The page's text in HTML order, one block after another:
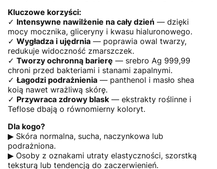
Kluczowe korzyści:
✓ Intensywne nawilżenie na cały dzień — dzięki
mocy mocznika, gliceryny i kwasu hialuronowego.
✓ Wygładza i ujędrnia — poprawia owal twarzy,
redukuje widoczność zmarszczek.
✓ Tworzy ochronną barierę — srebro Ag 999,99
chroni przed bakteriami i stanami zapalnymi.
✓ Łagodzi podrażnienia — panthenol i masło shea
koią nawet wrażliwą skórę.
✓ Przywraca zdrowy blask — ekstrakty roślinne i
Teflose dbają o równomierny koloryt.
Dla kogo?
▶ Skóra normalna, sucha, naczynkowa lub
podrażniona.
▶ Osoby z oznakami utraty elastyczności, szorstką
teksturą lub tendencją do zaczerwienień.